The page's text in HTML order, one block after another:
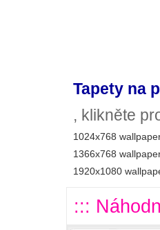
Tapety na
, klikněte
1024x768
1366x768
1920x1080
:::